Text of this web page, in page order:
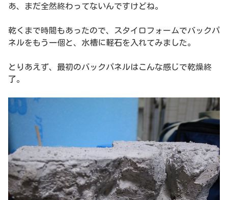
あ、まだ全然終わってないんですけどね。
乾くまで時間もあったので、スタイロフォームでバックパ
ネルをもう一個と、水槽に軽石を入れてみました。
とりあえず、最初のバックパネルはこんな感じで乾燥終
了。